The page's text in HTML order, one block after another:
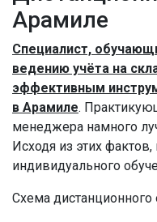
Арамиле
Специалист,
ведению учёта на
эффективным
в Арамиле.
менеджера намного
Исходя из этих
индивидуального
Схема